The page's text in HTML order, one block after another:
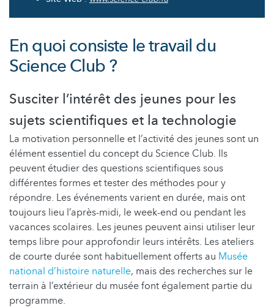
En quoi consiste le travail du
Science Club ?
Susciter l’intérêt des jeunes pour les
sujets scientifiques et la technologie
La motivation personnelle et l’activité des jeunes sont un
élément essentiel du concept du Science Club. Ils
peuvent étudier des questions scientifiques sous
différentes formes et tester des méthodes pour y
répondre. Les événements varient en durée, mais ont
toujours lieu l’après-midi, le week-end ou pendant les
vacances scolaires. Les jeunes peuvent ainsi utiliser leur
temps libre pour approfondir leurs intérêts. Les ateliers
de courte durée sont habituellement offerts au Musée
national d’histoire naturelle, mais des recherches sur le
terrain à l’extérieur du musée font également partie du
programme.